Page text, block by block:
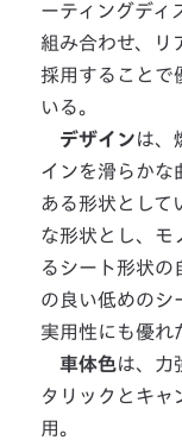
ーティングディ
組み合わせ、リ
採用することで
いる。
デザインは、
インを滑らかな
ある形状として
な形状とし、モ
るシート形状の
の良い低めの
実用性にも優れ
車体色は、力
タリックとキャ
用。